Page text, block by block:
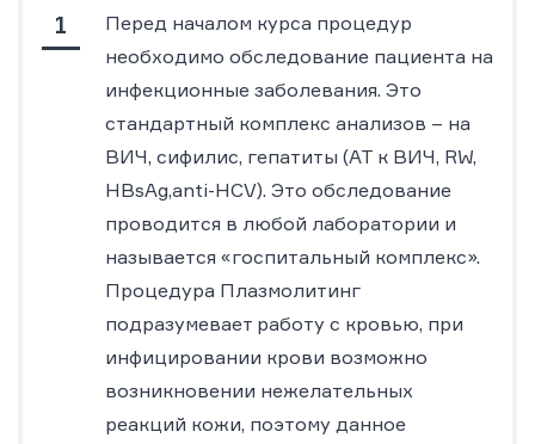
Перед началом курса процедур
необходимо обследование пациента на
инфекционные заболевания. Это
стандартный комплекс анализов – на
ВИЧ, сифилис, гепатиты (АТ к ВИЧ, RW,
HBsAg,anti-HCV). Это обследование
проводится в любой лаборатории и
называется «госпитальный комплекс».
Процедура Плазмолитинг
подразумевает работу с кровью, при
инфицировании крови возможно
возникновении нежелательных
реакций кожи, поэтому данное